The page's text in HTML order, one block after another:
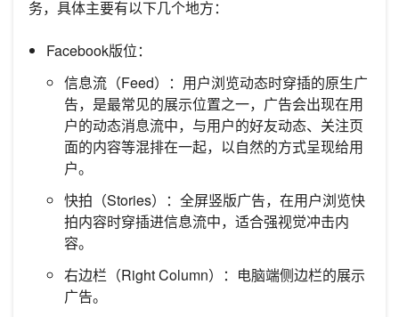
务，具体主要有以下几个地方：
Facebook版位：
信息流（Feed）：用户浏览动态时穿插的原生广
告，是最常见的展示位置之一，广告会出现在用
户的动态消息流中，与用户的好友动态、关注页
面的内容等混排在一起，以自然的方式呈现给用
户。
快拍（Stories）：全屏竖版广告，在用户浏览快
拍内容时穿插进信息流中，适合强视觉冲击内
容。
右边栏（Right Column）：电脑端侧边栏的展示
广告。